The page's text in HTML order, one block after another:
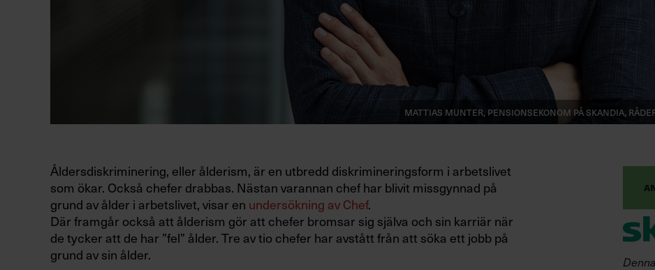
Mattias Munter, pensionsekonom på Skandia,
Åldersdiskriminering, eller ålderism, är en utbredd diskrimineringsform i arbetslivet
som ökar. Också chefer drabbas. Nästan varannan chef har blivit missgynnad på
grund av ålder i arbetslivet, visar en undersökning av Chef.
Där framgår också att ålderism gör att chefer bromsar sig själva och sin karriär när
de tycker att de har ”fel” ålder. Tre av tio chefer har avstått från att söka ett jobb på
grund av sin ålder.